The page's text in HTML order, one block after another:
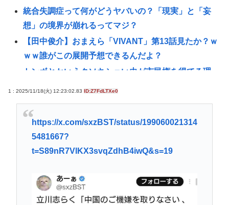
統合失調症って何がどうヤバいの？「現実」と「妄
想」の境界が崩れるってマジ？
【田中俊介】おまえら「VIVANT」第13話見たか？ｗ
ｗｗ誰がこの展開予想できるんだよ？
トンボとかいうクソキショい虫が市民権を得てる理
性行為の同意のお勉強漫画が192.1万バズ！！！お前
らもこれで勉強しよう！安倍晋三
パ 「高市に野次を飛ばす理由？ 貴様はゴキブリが出
たら新聞紙で叩かないのか？」
【悲報】アメリカの新生姜、1万5000円www
中年層が「ちいかわ」にハマる理由www
1 : 2025/11/18(火) 12:23:02.83 ID:Z7FdLTXe0
https://x.com/sxzBST/status/199060021314
5481667?
t=S89nR7VlKX3svqZdhB4iwQ&s=19